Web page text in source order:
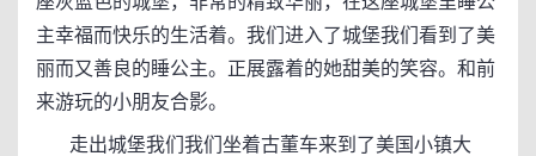
主幸福而快乐的生活着。我们进入了城堡我们看到了美
丽而又善良的睡公主。正展露着的她甜美的笑容。和前
来游玩的小朋友合影。
走出城堡我们我们坐着古董车来到了美国小镇大